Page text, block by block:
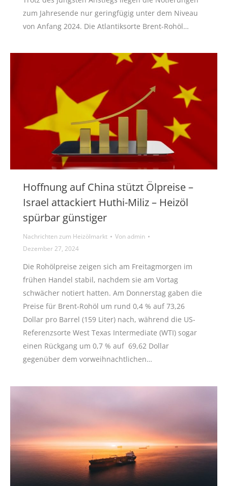
zum Jahresende nur geringfügig unter dem Niveau
von Anfang 2024. Die Atlantiksorte Brent-Rohöl…
Hoffnung auf China stützt Ölpreise –
Israel attackiert Huthi-Miliz – Heizöl
spürbar günstiger
Nachrichten zum Heizölmarkt Vonadmin
Dezember 27, 2024
Die Rohölpreise zeigen sich am Freitagmorgen im
frühen Handel stabil, nachdem sie am Vortag
schwächer notiert hatten. Am Donnerstag gaben die
Preise für Brent-Rohöl um rund 0,4 % auf 73,26
Dollar pro Barrel (159 Liter) nach, während die US-
Referenzsorte West Texas Intermediate (WTI) sogar
einen Rückgang um 0,7 % auf 69,62 Dollar
gegenüber dem vorweihnachtlichen…